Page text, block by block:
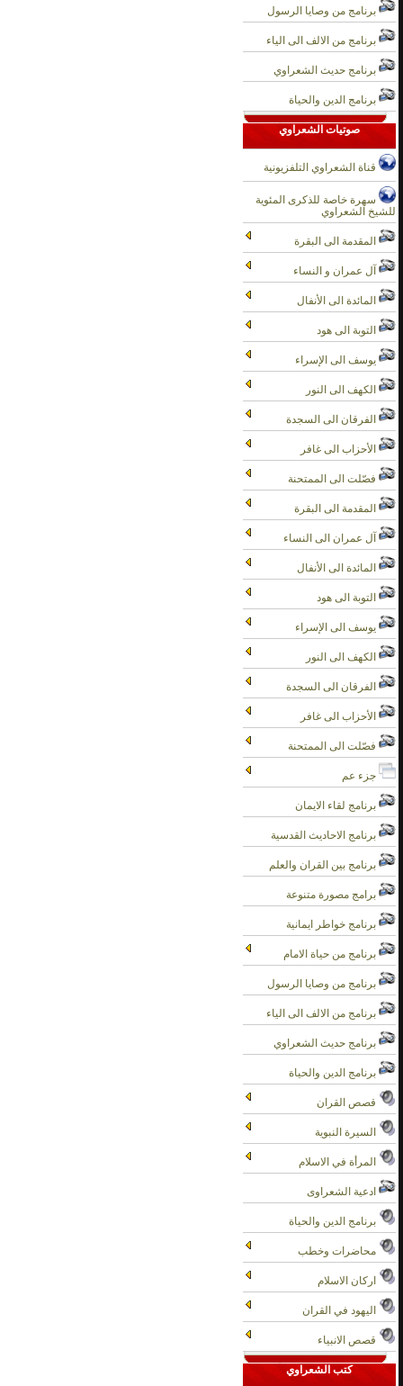
برنامج من وصايا الرسول
برنامج من الالف الى الياء
برنامج حديث الشعراوي
برنامج الدين والحياة
صوتيات الشعراوي
قناة الشعراوي التلفزيونية
سهرة خاصة للذكرى المئوية
للشيخ الشعراوي
المقدمة الى البقرة
آل عمران و النساء
المائدة الى الأنفال
التوبة الى هود
يوسف الى الإسراء
الكهف الى النور
الفرقان الى السجدة
الأحزاب الى غافر
فصّلت الى الممتحنة
المقدمة الى البقرة
آل عمران الى النساء
المائدة الى الأنفال
التوبة الى هود
يوسف الى الإسراء
الكهف الى النور
الفرقان الى السجدة
الأحزاب الى غافر
فصّلت الى الممتحنة
جزء عم
برنامج لقاء الايمان
برنامج الاحاديث القدسية
برنامج بين القران والعلم
برامج مصورة متنوعة
برنامج خواطر ايمانية
برنامج من حياة الامام
برنامج من وصايا الرسول
برنامج من الالف الى الياء
برنامج حديث الشعراوي
برنامج الدين والحياة
قصص القران
السيرة النبوية
المرأة في الاسلام
ادعية الشعراوى
برنامج الدين والحياة
محاضرات وخطب
اركان الاسلام
اليهود في القران
قصص الانبياء
كتب الشعراوي